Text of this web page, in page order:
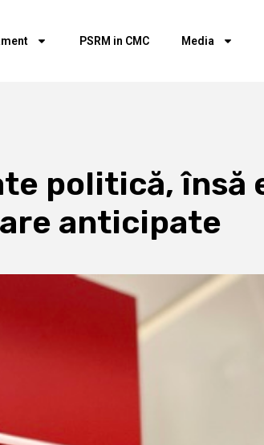
PSRM in CMC Media
politică,
anticipate